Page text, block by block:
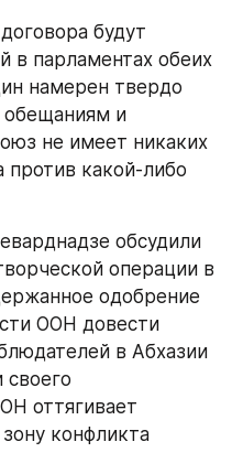
будут
в парламентах обеих
намерен твердо
обещаниям и
не имеет никаких
против какой-либо
обсудили
операции в
одобрение
ООН довести
в Абхазии
оттягивает
конфликта